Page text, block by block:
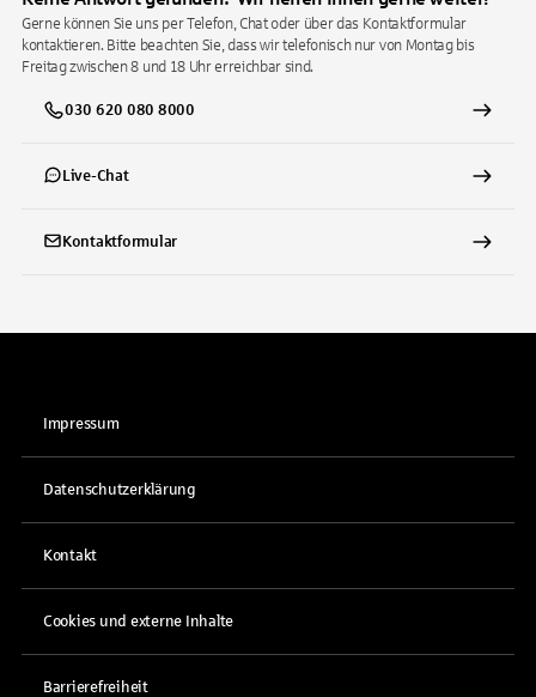
Gerne können Sie uns per Telefon, Chat oder über das Kontaktformular
kontaktieren. Bitte beachten Sie, dass wir telefonisch nur von Montag bis
Freitag zwischen 8 und 18 Uhr erreichbar sind.
030 620 080 8000
Live-Chat
Kontaktformular
Impressum
Datenschutzerklärung
Kontakt
Cookies und externe Inhalte
Barrierefreiheit